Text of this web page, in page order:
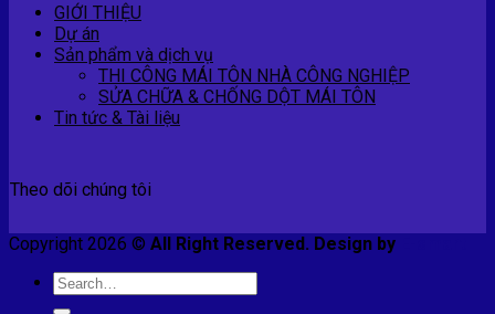
GIỚI THIỆU
Dự án
Sản phẩm và dịch vụ
THI CÔNG MÁI TÔN NHÀ CÔNG NGHIỆP
SỬA CHỮA & CHỐNG DỘT MÁI TÔN
Tin tức & Tài liệu
Theo dõi chúng tôi
Copyright 2026 © All Right Reserved. Design by
Search
for: